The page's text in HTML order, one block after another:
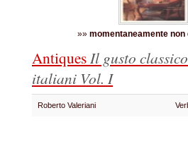
»» momentaneamente non
AntiquesIl gusto
italiani Vol. I
Roberto Valeriani